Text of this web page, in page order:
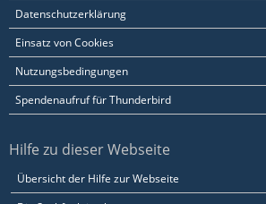
Datenschutzerklärung
Einsatz von Cookies
Nutzungsbedingungen
Spendenaufruf für Thunderbird
Hilfe zu dieser Webseite
Übersicht der Hilfe zur Webseite